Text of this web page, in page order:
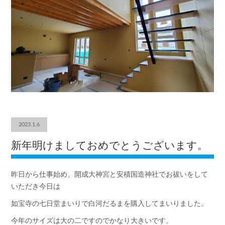
2023.1.6
新年明けましておめでとうございます。
昨日から仕事始め、開成大神宮と安積国造神社でお祓いをして
いただき今日は
如宝寺の七日堂まいりで白河だるまを購入してまいりました。
今年のサイズは大の二ですのでかなり大きいです。